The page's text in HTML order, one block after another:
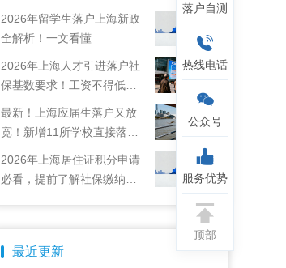
就能落户上海啦！
2026年留学生落户上海新政
全解析！一文看懂
2026年上海人才引进落户社
保基数要求！工资不得低于
22792元！
最新！上海应届生落户又放
宽！新增11所学校直接落
2026年上海居住证积分申请
必看，提前了解社保缴纳要
最近更新
落户自测
热线电话
公众号
服务优势
顶部